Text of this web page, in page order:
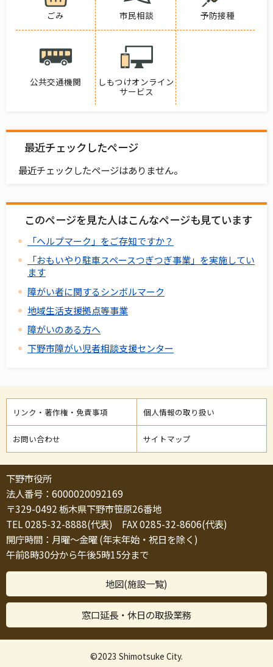
ごみ 市民相談 予防接種
公共交通機関
しもつけオンライン
サービス
最近チェックしたページ
最近チェックしたページはありません。
このページを見た人はこんなページも見ています
「ヘルプマーク」をご存知ですか？
「おもいやり駐車スペースつぎつぎ事業」を実施してい
ます
障がい者に関するシンボルマーク
地域生活支援拠点等事業
障がいのある方へ
下野市障がい児者相談支援センター
リンク・著作権・免責事項 個人情報の取り扱い
お問い合わせ サイトマップ
下野市役所
法人番号：6000020092169
〒329-0492 栃木県下野市笹原26番地
TEL 0285-32-8888(代表) FAX 0285-32-8606(代表)
開庁時間：月曜～金曜 (年末年始・祝日を除く)
午前8時30分から午後5時15分まで
地図(施設一覧)
窓口延長・休日の取扱業務
©2023 Shimotsuke City.